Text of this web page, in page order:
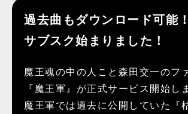
過去曲もダウンロード可能
サブスク始まりました！
魔王魂の中の人こと森田交一のフ
『魔王軍』が正式サービス開始し
魔王軍では過去に公開していた『